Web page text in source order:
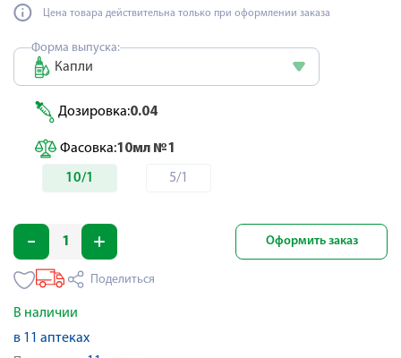
Цена товара действительна только при оформлении заказа
Форма выпуска:
Капли
Дозировка:0.04
Фасовка:10мл №1
10/1 5/1
Оформить заказ
Поделиться
В наличии
в 11 аптеках